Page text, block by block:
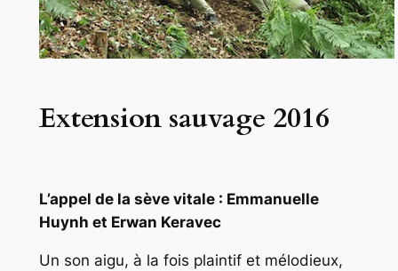
Extension sauvage 2016
L’appel de la sève vitale : Emmanuelle
Huynh et Erwan Keravec
Un son aigu, à la fois plaintif et mélodieux,